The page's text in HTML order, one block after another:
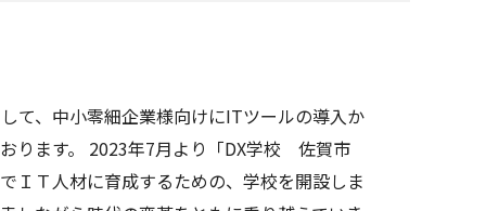
て、中小零細企業様向けにITツールの導入か
ります。 2023年7月より「DX学校 佐賀市
ＩＴ人材に育成するための、学校を開設しま